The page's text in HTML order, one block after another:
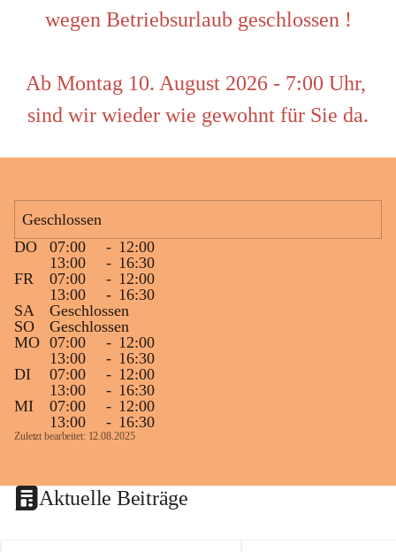
wegen Betriebsurlaub geschlossen !
Ab Montag 10. August 2026 - 7:00 Uhr,
sind wir wieder wie gewohnt für Sie da.
Geschlossen
DO
07:00 - 12:00
13:00
- 16:30
FR
07:00 - 12:00
13:00
- 16:30
SA
Geschlossen
SO
Geschlossen
MO 07:00 - 12:00
13:00
- 16:30
DI
07:00 - 12:00
13:00
- 16:30
MI
07:00 - 12:00
13:00
- 16:30
Zuletzt bearbeitet: 12.08.2025
Aktuelle Beiträge